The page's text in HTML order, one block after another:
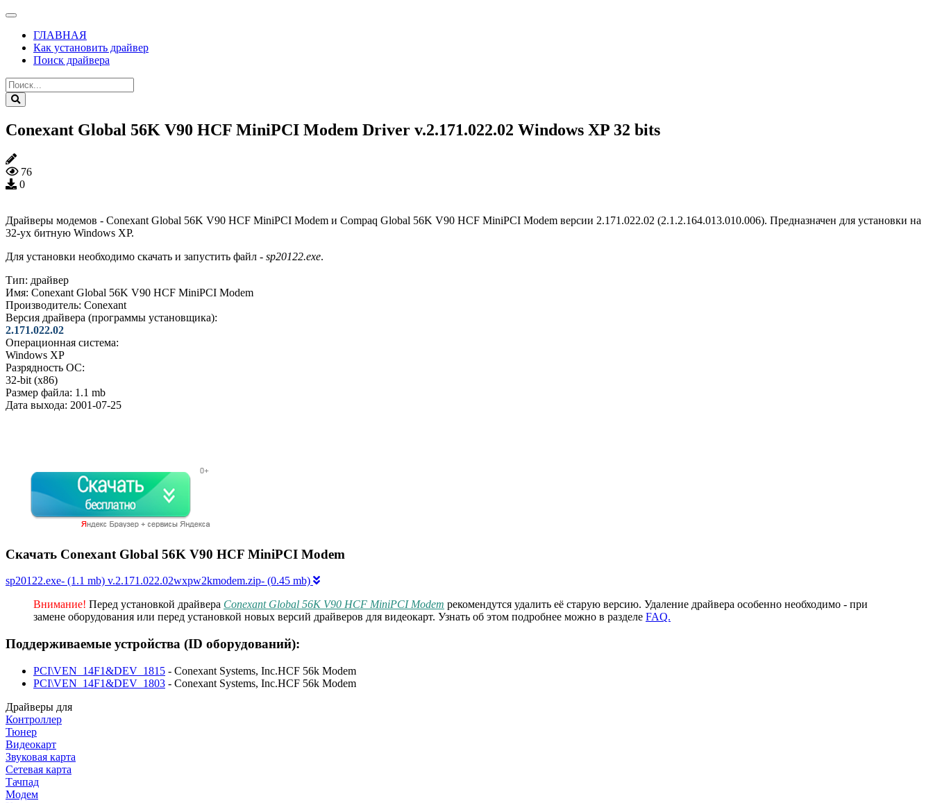
ГЛАВНАЯ
Как установить драйвер
Поиск драйвера
Conexant Global 56K V90 HCF MiniPCI Modem Driver v.2.171.022.02 Windows XP 32 bits
76
0
Драйверы модемов - Conexant Global 56K V90 HCF MiniPCI Modem и Compaq Global 56K V90 HCF MiniPCI Modem версии 2.171.022.02 (2.1.2.164.013.010.006). Предназначен для установки на
32-ух битную Windows XP.
Для установки необходимо скачать и запустить файл - sp20122.exe.
Тип: драйвер
Имя: Conexant Global 56K V90 HCF MiniPCI Modem
Производитель: Conexant
Версия драйвера (программы установщика):
2.171.022.02
Операционная система:
Windows XP
Разрядность ОС:
32-bit (x86)
Размер файла: 1.1 mb
Дата выхода: 2001-07-25
Скачать Conexant Global 56K V90 HCF MiniPCI Modem
sp20122.exe- (1.1 mb) v.2.171.022.02wxpw2kmodem.zip- (0.45 mb)
Внимание! Перед установкой драйвера Conexant Global 56K V90 HCF MiniPCI Modem рекомендутся удалить её старую версию. Удаление драйвера особенно необходимо - при
замене оборудования или перед установкой новых версий драйверов для видеокарт. Узнать об этом подробнее можно в разделе FAQ.
Поддерживаемые устройства (ID оборудований):
PCI\VEN_14F1&DEV_1815 - Conexant Systems, Inc.HCF 56k Modem
PCI\VEN_14F1&DEV_1803 - Conexant Systems, Inc.HCF 56k Modem
Драйверы для
Контроллер
Тюнер
Видеокарт
Звуковая карта
Сетевая карта
Тачпад
Модем